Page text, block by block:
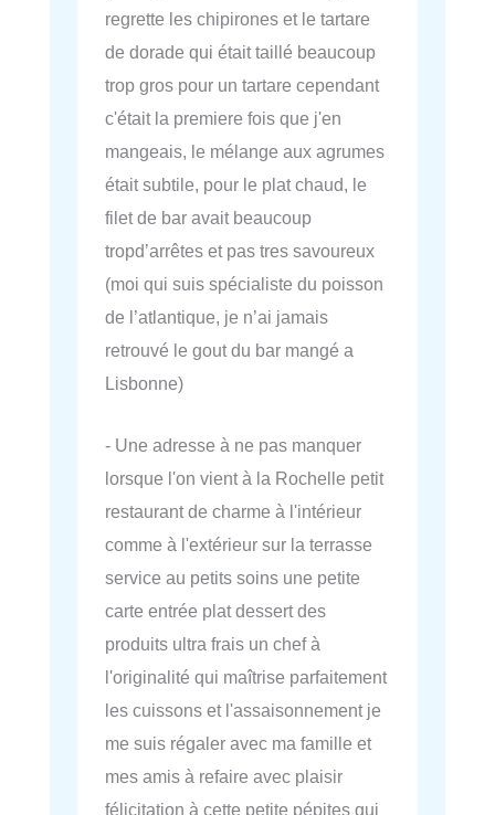
regrette les chipirones et le tartare
de dorade qui était taillé beaucoup
trop gros pour un tartare cependant
c'était la premiere fois que j'en
mangeais, le mélange aux agrumes
était subtile, pour le plat chaud, le
filet de bar avait beaucoup
tropd’arrêtes et pas tres savoureux
(moi qui suis spécialiste du poisson
de l’atlantique, je n’ai jamais
retrouvé le gout du bar mangé a
Lisbonne)
- Une adresse à ne pas manquer
lorsque l'on vient à la Rochelle petit
restaurant de charme à l'intérieur
comme à l'extérieur sur la terrasse
service au petits soins une petite
carte entrée plat dessert des
produits ultra frais un chef à
l'originalité qui maîtrise parfaitement
les cuissons et l'assaisonnement je
me suis régaler avec ma famille et
mes amis à refaire avec plaisir
félicitation à cette petite pépites qui